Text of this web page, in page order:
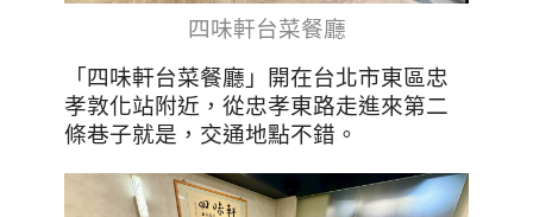
四味軒台菜餐廳
「四味軒台菜餐廳」開在台北市東區忠
孝敦化站附近，從忠孝東路走進來第二
條巷子就是，交通地點不錯。